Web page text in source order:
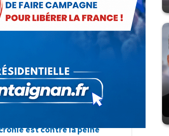
SUIVANT
débat sur CNews
est contre la peine